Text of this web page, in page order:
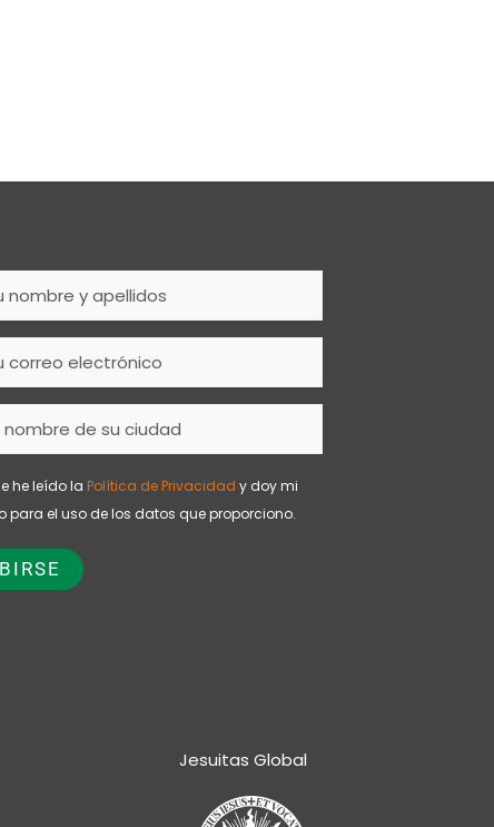
he leído la Política de Privacidad y doy mi
para el uso de los datos que proporciono.
Jesuitas Global